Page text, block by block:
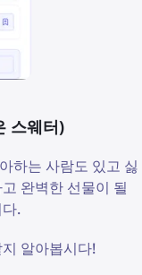
스웨터)
하는 사람도 있고 싫
완벽한 선물이 될
.
알아봅시다!